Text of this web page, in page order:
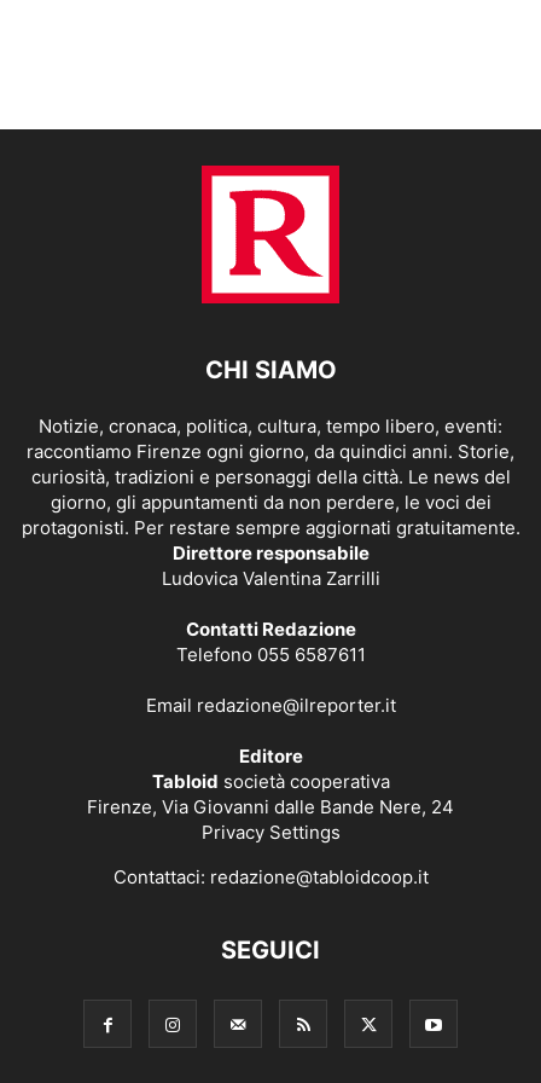
CHI SIAMO
Notizie, cronaca, politica, cultura, tempo libero, eventi:
raccontiamo Firenze ogni giorno, da quindici anni. Storie,
curiosità, tradizioni e personaggi della città. Le news del
giorno, gli appuntamenti da non perdere, le voci dei
protagonisti. Per restare sempre aggiornati gratuitamente.
Direttore responsabile
Ludovica Valentina Zarrilli
Contatti Redazione
Telefono 055 6587611
Email redazione@ilreporter.it
Editore
Tabloid società cooperativa
Firenze, Via Giovanni dalle Bande Nere, 24
Privacy Settings
Contattaci: redazione@tabloidcoop.it
SEGUICI